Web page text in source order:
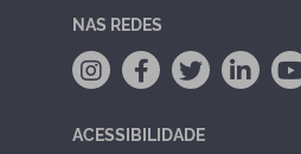
NAS REDES
ACESSIBILIDADE